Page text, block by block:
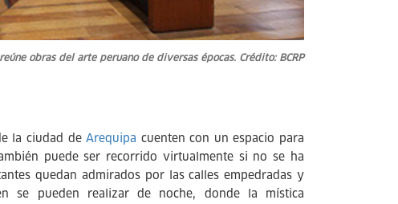
obras del arte peruano de diversas épocas. Crédito: BCRP
la ciudad deArequipa cuenten con un espacio para
puede ser recorrido virtualmente si no se ha
quedan admirados por las calles empedradas y
se pueden realizar de noche, donde la mística